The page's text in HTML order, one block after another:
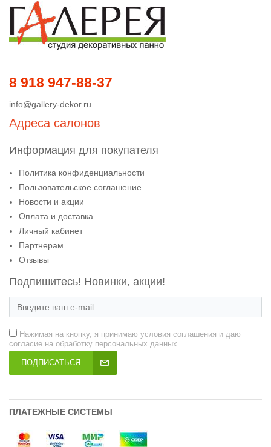
8 918 947-88-37
info@gallery-dekor.ru
Адреса салонов
Информация для покупателя
Политика конфиденциальности
Пользовательское соглашение
Новости и акции
Оплата и доставка
Личный кабинет
Партнерам
Отзывы
Подпишитесь! Новинки, акции!
Нажимая на кнопку, я принимаю условия соглашения и даю
согласие на обработку персональных данных.
ПОДПИСАТЬСЯ
ПЛАТЕЖНЫЕ СИСТЕМЫ